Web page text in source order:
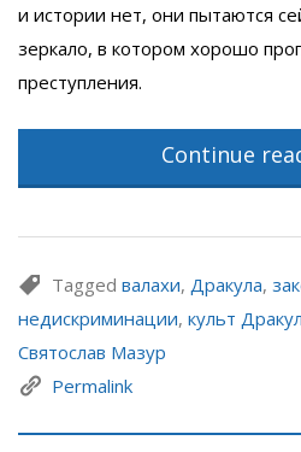
и истории нет, они пытаются
зеркало, в котором хорошо
преступления.
Continue
Tagged валахи, Дракула,
недискриминации, культ
Святослав Мазур
Permalink